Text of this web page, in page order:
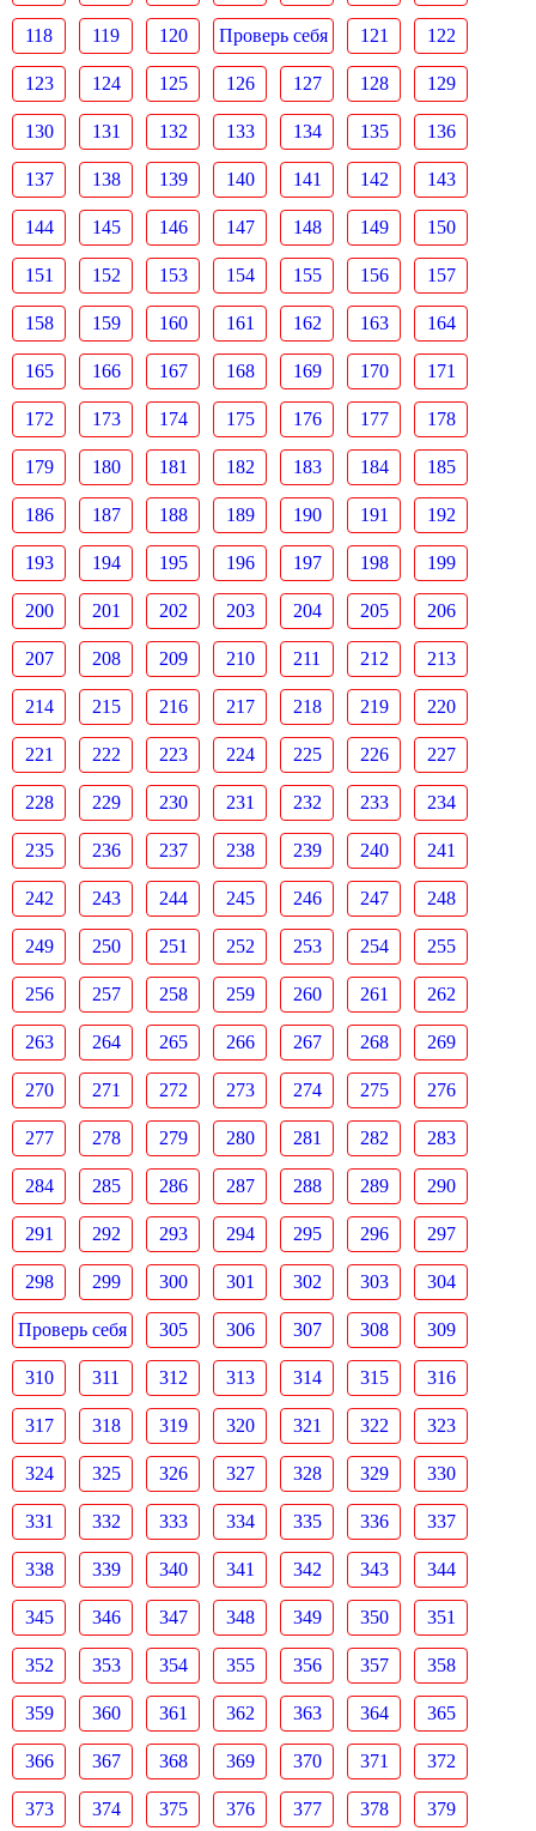
118 119 120 Проверь себя 121 122
123 124 125 126 127 128 129
130 131 132 133 134 135 136
137 138 139 140 141 142 143
144 145 146 147 148 149 150
151 152 153 154 155 156 157
158 159 160 161 162 163 164
165 166 167 168 169 170 171
172 173 174 175 176 177 178
179 180 181 182 183 184 185
186 187 188 189 190 191 192
193 194 195 196 197 198 199
200 201 202 203 204 205 206
207 208 209 210 211 212 213
214 215 216 217 218 219 220
221 222 223 224 225 226 227
228 229 230 231 232 233 234
235 236 237 238 239 240 241
242 243 244 245 246 247 248
249 250 251 252 253 254 255
256 257 258 259 260 261 262
263 264 265 266 267 268 269
270 271 272 273 274 275 276
277 278 279 280 281 282 283
284 285 286 287 288 289 290
291 292 293 294 295 296 297
298 299 300 301 302 303 304
Проверь себя 305 306 307 308 309
310 311 312 313 314 315 316
317 318 319 320 321 322 323
324 325 326 327 328 329 330
331 332 333 334 335 336 337
338 339 340 341 342 343 344
345 346 347 348 349 350 351
352 353 354 355 356 357 358
359 360 361 362 363 364 365
366 367 368 369 370 371 372
373 374 375 376 377 378 379